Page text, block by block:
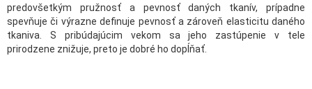
predovšetkým pružnosť a pevnosť daných tkanív, prípadne
spevňuje či výrazne definuje pevnosť a zároveň elasticitu daného
tkaniva. S pribúdajúcim vekom sa jeho zastúpenie v tele
prirodzene znižuje, preto je dobré ho dopĺňať.